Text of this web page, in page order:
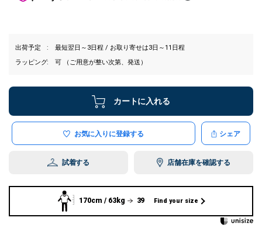
出荷予定
最短翌日～3日程 / お取り寄せは3日～11日程
ラッピング
可 （ご用意が整い次第、発送）
カートに入れる
お気に入りに登録する シェア
試着する 店舗在庫を確認する
170cm / 63kg 39 Find your size